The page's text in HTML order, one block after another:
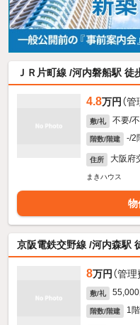
ＪＲ片町線 /河内磐船駅 徒
4.8万円 （管
敷/礼 不要/
階数/階建 -/2
住所 大阪府
まきハウス
物
京阪電鉄交野線 /河内森駅
8万円 （管理
敷/礼
階数/階建 1